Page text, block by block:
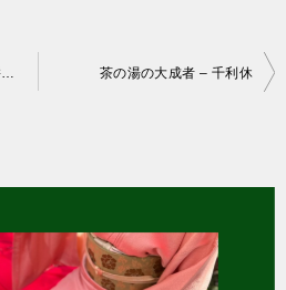
土用は鰻だけではなく土用餅も食べてみよう！ 茶の湯の大成者 – 千利休